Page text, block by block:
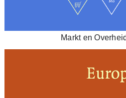
Markt en